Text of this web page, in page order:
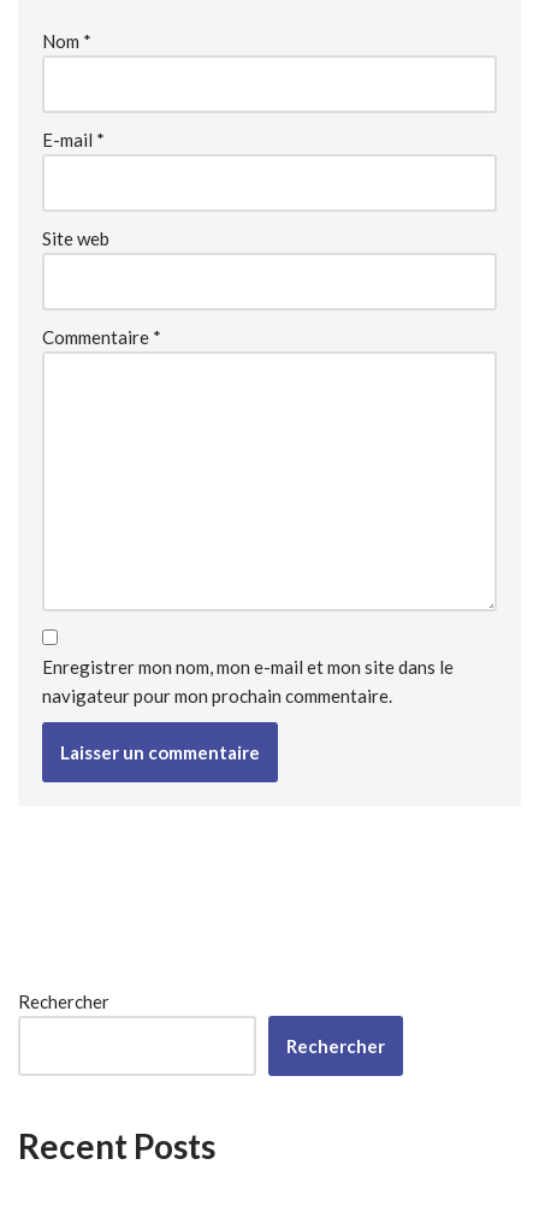
Nom *
E-mail *
Site web
Commentaire *
Enregistrer mon nom, mon e-mail et mon site dans le
navigateur pour mon prochain commentaire.
Rechercher
Rechercher
Recent Posts